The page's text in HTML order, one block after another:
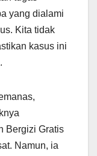
yang dialami
Kita tidak
kasus ini
Bergizi Gratis
Namun, ia